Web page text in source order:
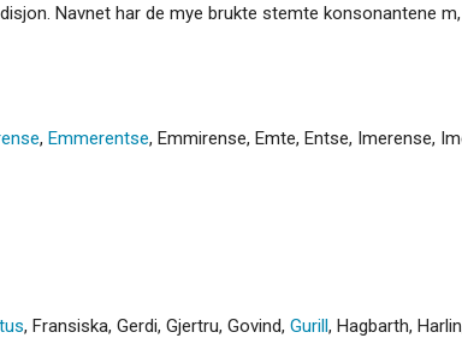
Navnet har de mye brukte stemte konsonantene
, Emmerentse, Emmirense, Emte, Entse, Imerense,
, Fransiska, Gerdi, Gjertru, Govind, Gurill, Hagbarth, Harlin